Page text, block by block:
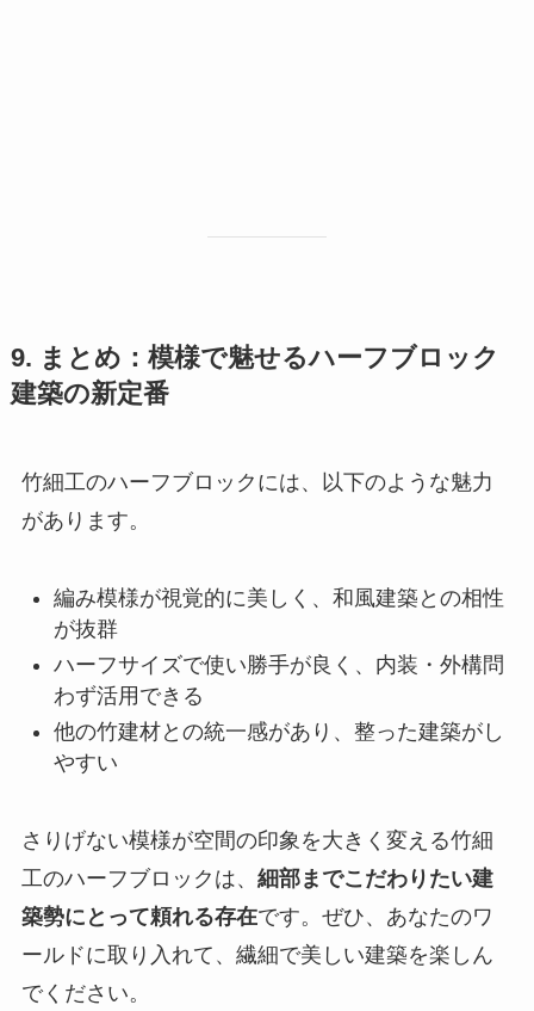
9. まとめ：模様で魅せるハーフブロック
建築の新定番
竹細工のハーフブロックには、以下のような魅力
があります。
編み模様が視覚的に美しく、和風建築との相性
が抜群
ハーフサイズで使い勝手が良く、内装・外構問
わず活用できる
他の竹建材との統一感があり、整った建築がし
やすい
さりげない模様が空間の印象を大きく変える竹細
工のハーフブロックは、 細部までこだわりたい建
築勢にとって頼れる存在です。ぜひ、あなたのワ
ールドに取り入れて、繊細で美しい建築を楽しん
でください。